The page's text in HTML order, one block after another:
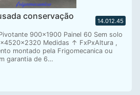
conservação
14.012.45
900×1900 Painel 60 Sem solo
Medidas ↑ FxPxAltura ,
montado pela Frigomecanica ou
garantia de 6…